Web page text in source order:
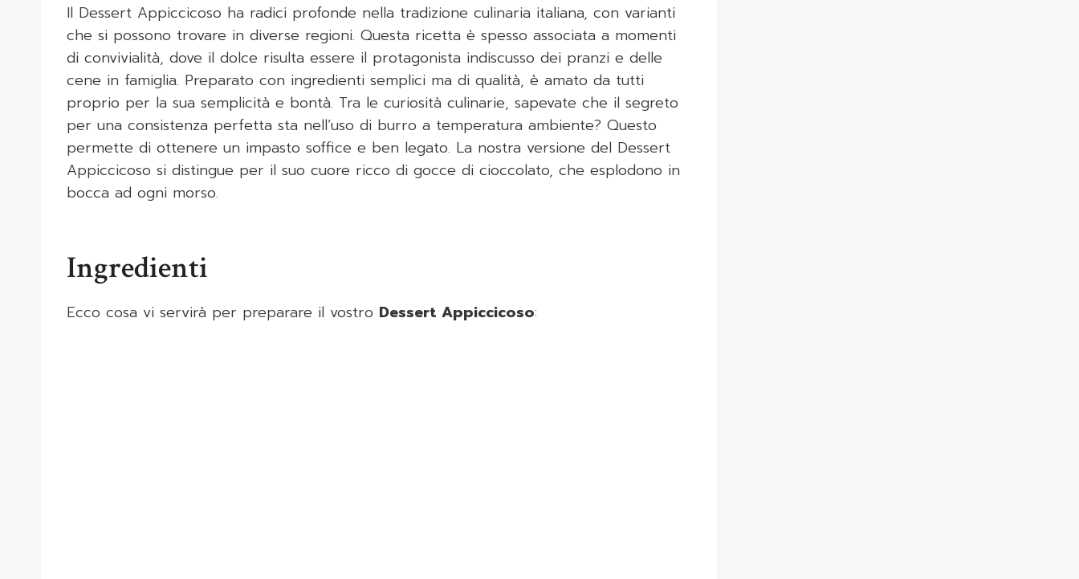
Il Dessert Appiccicoso ha radici profonde nella tradizione culinaria italiana, con varianti
che si possono trovare in diverse regioni. Questa ricetta è spesso associata a momenti
di convivialità, dove il dolce risulta essere il protagonista indiscusso dei pranzi e delle
cene in famiglia. Preparato con ingredienti semplici ma di qualità, è amato da tutti
proprio per la sua semplicità e bontà. Tra le curiosità culinarie, sapevate che il segreto
per una consistenza perfetta sta nell’uso di burro a temperatura ambiente? Questo
permette di ottenere un impasto soffice e ben legato. La nostra versione del Dessert
Appiccicoso si distingue per il suo cuore ricco di gocce di cioccolato, che esplodono in
bocca ad ogni morso.
Ingredienti
Ecco cosa vi servirà per preparare il vostro Dessert Appiccicoso: